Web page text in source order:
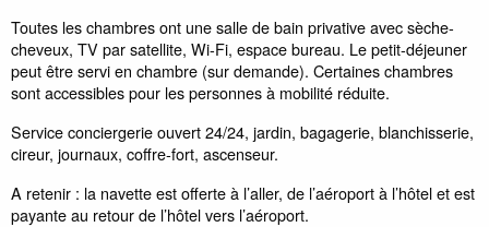
Toutes les chambres ont une salle de bain privative avec sèche-
cheveux, TV par satellite, Wi-Fi, espace bureau. Le petit-déjeuner
peut être servi en chambre (sur demande). Certaines chambres
sont accessibles pour les personnes à mobilité réduite.
Service conciergerie ouvert 24/24, jardin, bagagerie, blanchisserie,
cireur, journaux, coffre-fort, ascenseur.
A retenir : la navette est offerte à l’aller, de l’aéroport à l’hôtel et est
payante au retour de l’hôtel vers l’aéroport.